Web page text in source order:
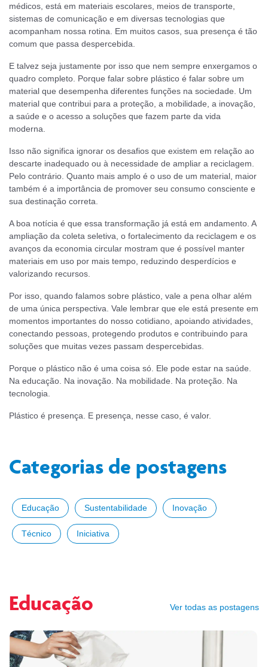
médicos, está em materiais escolares, meios de transporte,
sistemas de comunicação e em diversas tecnologias que
acompanham nossa rotina. Em muitos casos, sua presença é tão
comum que passa despercebida.
E talvez seja justamente por isso que nem sempre enxergamos o
quadro completo. Porque falar sobre plástico é falar sobre um
material que desempenha diferentes funções na sociedade. Um
material que contribui para a proteção, a mobilidade, a inovação,
a saúde e o acesso a soluções que fazem parte da vida
moderna.
Isso não significa ignorar os desafios que existem em relação ao
descarte inadequado ou à necessidade de ampliar a reciclagem.
Pelo contrário. Quanto mais amplo é o uso de um material, maior
também é a importância de promover seu consumo consciente e
sua destinação correta.
A boa notícia é que essa transformação já está em andamento. A
ampliação da coleta seletiva, o fortalecimento da reciclagem e os
avanços da economia circular mostram que é possível manter
materiais em uso por mais tempo, reduzindo desperdícios e
valorizando recursos.
Por isso, quando falamos sobre plástico, vale a pena olhar além
de uma única perspectiva. Vale lembrar que ele está presente em
momentos importantes do nosso cotidiano, apoiando atividades,
conectando pessoas, protegendo produtos e contribuindo para
soluções que muitas vezes passam despercebidas.
Porque o plástico não é uma coisa só. Ele pode estar na saúde.
Na educação. Na inovação. Na mobilidade. Na proteção. Na
tecnologia.
Plástico é presença. E presença, nesse caso, é valor.
Categorias de postagens
Educação Sustentabilidade Inovação
Técnico Iniciativa
Educação Ver todas as postagens